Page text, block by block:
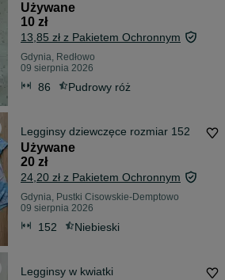
Używane
10 zł
13,85 zł z Pakietem Ochronnym
Gdynia, Redłowo
09 sierpnia 2026
86 Pudrowy róż
Legginsy dziewczęce rozmiar 152
Używane
20 zł
24,20 zł z Pakietem Ochronnym
Gdynia, Pustki Cisowskie-Demptowo
09 sierpnia 2026
152 Niebieski
Legginsy w kwiatki